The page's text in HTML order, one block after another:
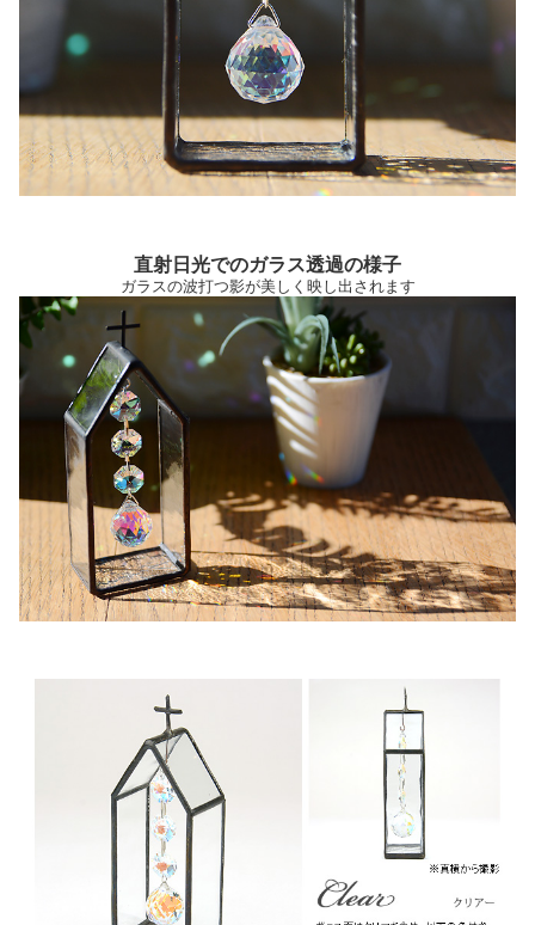
直射日光でのガラス透過の様子
ガラスの波打つ影が美しく映し出されます